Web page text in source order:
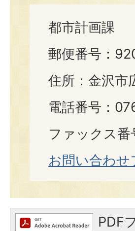
都市計画課
郵便番号：
住所：金沢市
電話番号：
ファックス
お問い合わせ
PDF